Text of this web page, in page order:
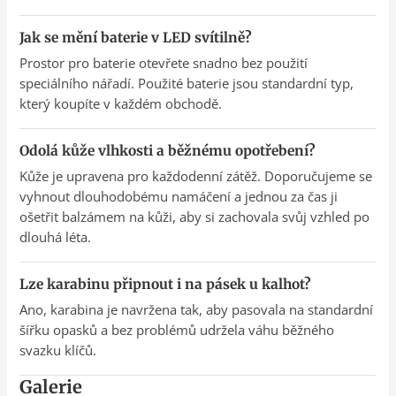
Jak se mění baterie v LED svítilně?
Prostor pro baterie otevřete snadno bez použití
speciálního nářadí. Použité baterie jsou standardní typ,
který koupíte v každém obchodě.
Odolá kůže vlhkosti a běžnému opotřebení?
Kůže je upravena pro každodenní zátěž. Doporučujeme se
vyhnout dlouhodobému namáčení a jednou za čas ji
ošetřit balzámem na kůži, aby si zachovala svůj vzhled po
dlouhá léta.
Lze karabinu připnout i na pásek u kalhot?
Ano, karabina je navržena tak, aby pasovala na standardní
šířku opasků a bez problémů udržela váhu běžného
svazku klíčů.
Galerie